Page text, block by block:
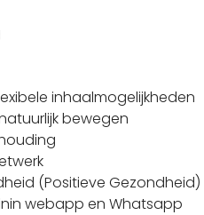
inhaalmogelijkheden
bewegen
(Positieve Gezondheid)
webapp en Whatsapp